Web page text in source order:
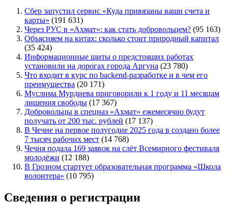
Сбер запустил сервис «Куда привязаны ваши счета и
карты» (191 631)
Через РУС в «Ахмат»: как стать добровольцем? (95 163)
Объясняем на китах: сколько стоит природный капитал
(35 424)
Информационные щиты о предстоящих работах
установили на дорогах города Аргуна (23 780)
Что входит в курс по backend-разработке и в чем его
преимущества (20 171)
Муслима Мурдиева приговорили к 1 году и 11 месяцам
лишения свободы (17 367)
Добровольцы в спецназ «Ахмат» ежемесячно будут
получать от 200 тыс. рублей (17 137)
В Чечне на первое полугодие 2025 года в создано более
7 тысяч рабочих мест (14 768)
Чечня подала 169 заявок на слёт Всемирного фестиваля
молодёжи (12 188)
В Грозном стартует образовательная программа «Школа
волонтера» (10 795)
Сведения о регистрации